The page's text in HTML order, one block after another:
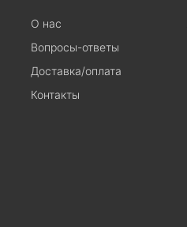
О нас
Вопросы-ответы
Доставка/оплата
Контакты